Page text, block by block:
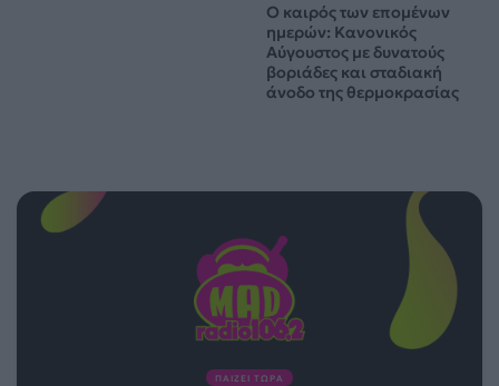
Ο καιρός των επομένων
ημερών: Κανονικός
Αύγουστος με δυνατούς
βοριάδες και σταδιακή
άνοδο της θερμοκρασίας
ΠΑΙΖΕΙ ΤΩΡΑ